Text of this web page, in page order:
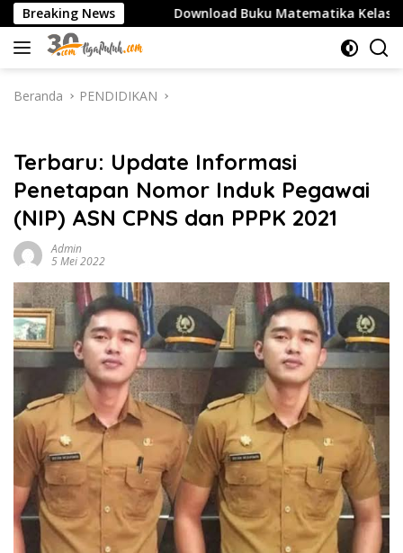
Langsung
ke
konten
Breaking News
SMK Download Buku Matematika Kelas 1 SD
Beranda PENDIDIKAN
Terbaru: Update Informasi
Penetapan Nomor Induk Pegawai
(NIP) ASN CPNS dan PPPK 2021
Admin
5 Mei 2022